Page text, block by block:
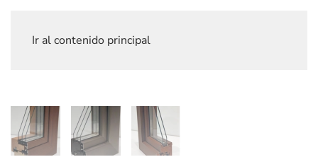
Ir al contenido principal